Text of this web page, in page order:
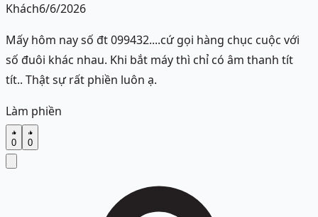
Khách6/6/2026
Mấy hôm nay số đt 099432....cứ gọi hàng chục cuộc với
số đuôi khác nhau. Khi bắt máy thì chỉ có âm thanh tít
tít.. Thật sự rất phiền luôn ạ.
Làm phiền
0 0